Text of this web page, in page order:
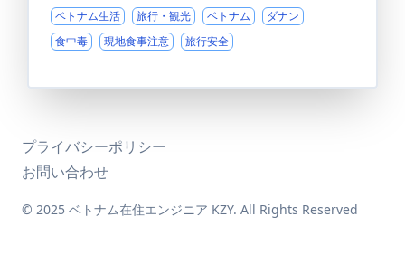
ベトナム生活 旅行・観光 ベトナム
ダナン
食中毒
現地食事注意 旅行安全
プライバシーポリシー
お問い合わせ
© 2025 ベトナム在住エンジニア KZY. All Rights Reserved